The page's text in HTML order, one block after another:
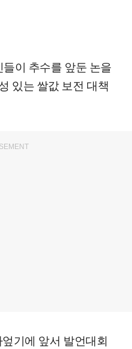
이 추수를 앞둔 논을
있는 쌀값 보전 대책
기에 앞서 발언대회